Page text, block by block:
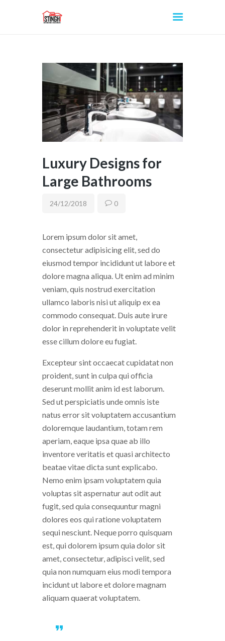
Luxury Designs for
Large Bathrooms
24/12/2018 0
Lorem ipsum dolor sit amet,
consectetur adipisicing elit, sed do
eiusmod tempor incididunt ut labore et
dolore magna aliqua. Ut enim ad minim
veniam, quis nostrud exercitation
ullamco laboris nisi ut aliquip ex ea
commodo consequat. Duis aute irure
dolor in reprehenderit in voluptate velit
esse cillum dolore eu fugiat.
Excepteur sint occaecat cupidatat non
proident, sunt in culpa qui officia
deserunt mollit anim id est laborum.
Sed ut perspiciatis unde omnis iste
natus error sit voluptatem accusantium
doloremque laudantium, totam rem
aperiam, eaque ipsa quae ab illo
inventore veritatis et quasi architecto
beatae vitae dicta sunt explicabo.
Nemo enim ipsam voluptatem quia
voluptas sit aspernatur aut odit aut
fugit, sed quia consequuntur magni
dolores eos qui ratione voluptatem
sequi nesciunt. Neque porro quisquam
est, qui dolorem ipsum quia dolor sit
amet, consectetur, adipisci velit, sed
quia non numquam eius modi tempora
incidunt ut labore et dolore magnam
aliquam quaerat voluptatem.